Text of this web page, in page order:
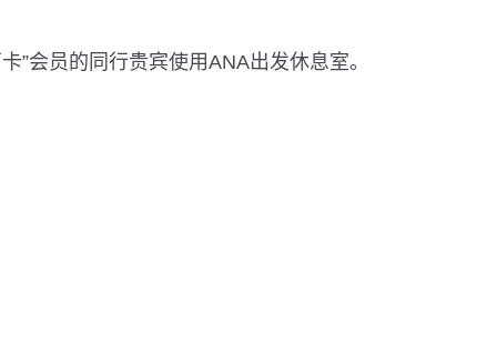
”会员的同行贵宾使用ANA出发休息室。